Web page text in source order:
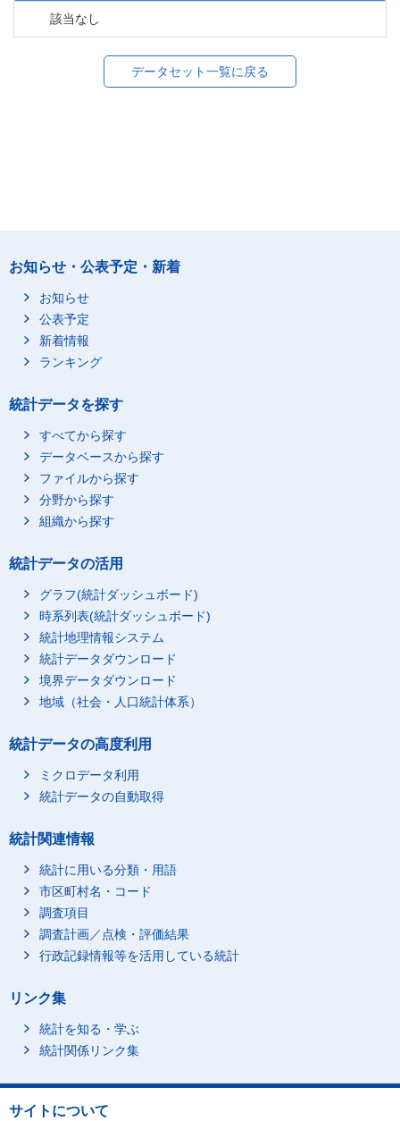
該当なし
データセット一覧に戻る
お知らせ・公表予定・新着
お知らせ
公表予定
新着情報
ランキング
統計データを探す
すべてから探す
データベースから探す
ファイルから探す
分野から探す
組織から探す
統計データの活用
グラフ(統計ダッシュボード)
時系列表(統計ダッシュボード)
統計地理情報システム
統計データダウンロード
境界データダウンロード
地域（社会・人口統計体系）
統計データの高度利用
ミクロデータ利用
統計データの自動取得
統計関連情報
統計に用いる分類・用語
市区町村名・コード
調査項目
調査計画／点検・評価結果
行政記録情報等を活用している統計
リンク集
統計を知る・学ぶ
統計関係リンク集
サイトについて